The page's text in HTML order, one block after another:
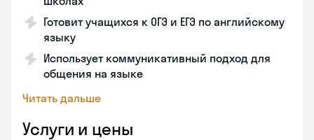
Готовит учащихся к ОГЭ и ЕГЭ по английскому
языку
Использует коммуникативный подход для
общения на языке
Читать дальше
Услуги и цены